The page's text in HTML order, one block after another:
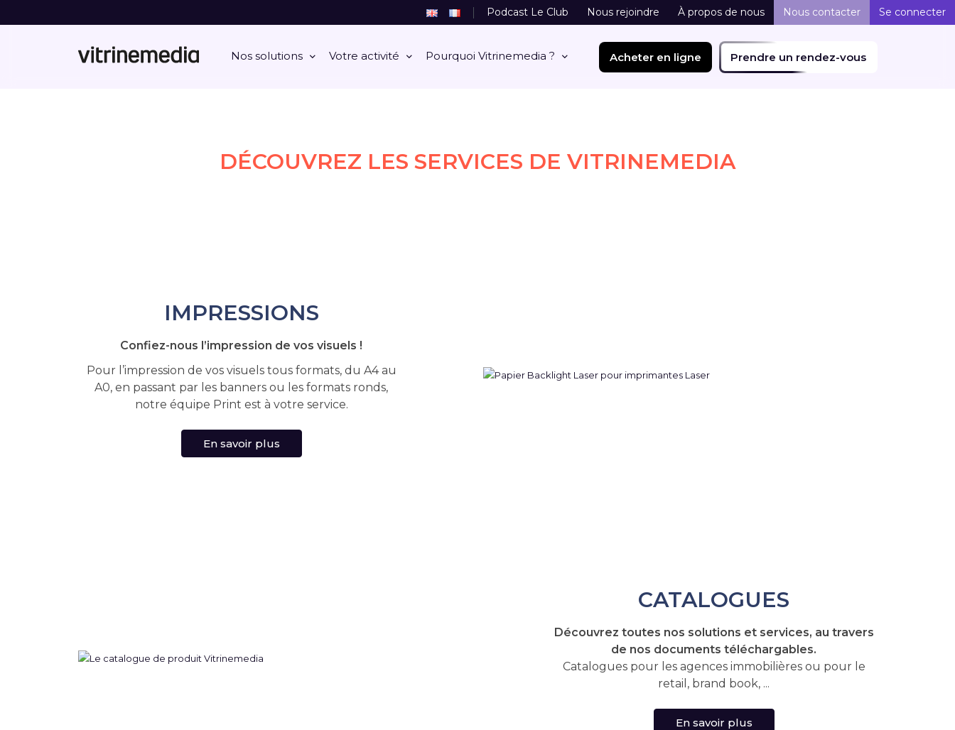
Nos solutions Votre activité Pourquoi Vitrinemedia ? Acheter en ligne Prendre un rendez-vous
Podcast Le Club Nous rejoindre À propos de nous Nous contacter Se connecter
DÉCOUVREZ LES SERVICES DE VITRINEMEDIA
IMPRESSIONS
Confiez-nous l’impression de vos visuels !
Pour l’impression de vos visuels tous formats, du A4 au
A0, en passant par les banners ou les formats ronds,
notre équipe Print est à votre service.
En savoir plus
CATALOGUES
Découvrez toutes nos solutions et services, au travers
de nos documents téléchargables.
Catalogues pour les agences immobilières ou pour le
retail, brand book, ...
En savoir plus